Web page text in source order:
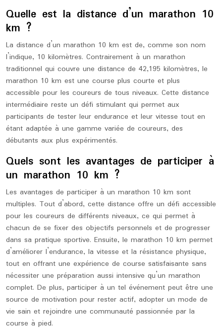
Quelle est la distance d’un marathon 10
km ?
La distance d’un marathon 10 km est de, comme son nom
l’indique, 10 kilomètres. Contrairement à un marathon
traditionnel qui couvre une distance de 42,195 kilomètres, le
marathon 10 km est une course plus courte et plus
accessible pour les coureurs de tous niveaux. Cette distance
intermédiaire reste un défi stimulant qui permet aux
participants de tester leur endurance et leur vitesse tout en
étant adaptée à une gamme variée de coureurs, des
débutants aux plus expérimentés.
Quels sont les avantages de participer à
un marathon 10 km ?
Les avantages de participer à un marathon 10 km sont
multiples. Tout d’abord, cette distance offre un défi accessible
pour les coureurs de différents niveaux, ce qui permet à
chacun de se fixer des objectifs personnels et de progresser
dans sa pratique sportive. Ensuite, le marathon 10 km permet
d’améliorer l’endurance, la vitesse et la résistance physique,
tout en offrant une expérience de course satisfaisante sans
nécessiter une préparation aussi intensive qu’un marathon
complet. De plus, participer à un tel événement peut être une
source de motivation pour rester actif, adopter un mode de
vie sain et rejoindre une communauté passionnée par la
course à pied.